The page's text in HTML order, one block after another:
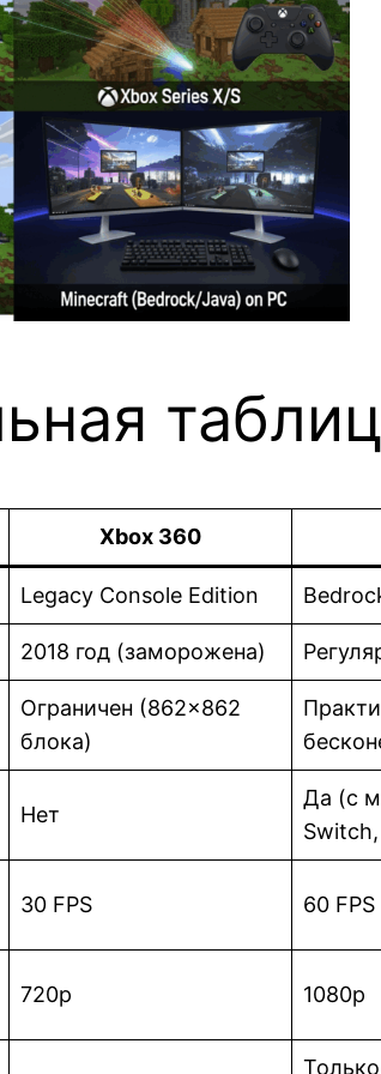
Xbox 360
Legacy Console Edition
2018 год (заморожена)
Ограничен (862×862
блока)
Нет
Да (с
Switch,
30 FPS 60 FPS
720p 1080p